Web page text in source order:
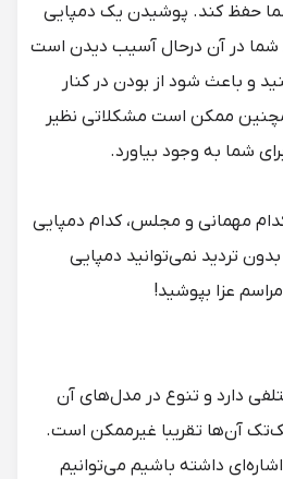
حفظ کند. پوشیدن یک دمپایی
در آن درحال آسیب دیدن است
و باعث شود از بودن در کنار
ممکن است مشکلاتی نظیر
شما به وجود بیاورد.
کدام مهمانی و مجلس، کدام دمپایی
تردید نمی‌توانید دمپایی
عزا بپوشید!
دارد و تنوع در مدل‌های آن
آن‌ها تقریبا غیرممکن است.
داشته باشیم می‌توانیم